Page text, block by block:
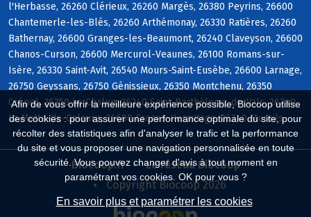
Afin de vous offrir la meilleure expérience possible, Biocoop utilise
des cookies : pour assurer une performance optimale du site, pour
récolter des statistiques afin d'analyser le trafic et la performance
du site et vous proposer une navigation personnalisée en toute
sécurité. Vous pouvez changer d'avis à tout moment en
paramétrant vos cookies. OK pour vous ?
En savoir plus et paramétrer les cookies
l'Herbasse, 26260 Clérieux, 26260 Margès, 26380 Peyrins, 26600
Chantemerle-les-Blés, 26260 Arthémonay, 26330 Ratières, 26260
Bathernay, 26600 Granges-les-Beaumont, 26240 Claveyson, 26600
Chanos-Curson, 26600 Mercurol-Veaunes, 26100 Romans-sur-
Isère, 26330 Saint-Avit, 26540 Mours-Saint-Eusèbe, 26600 Larnage,
26750 Geyssans, 26750 Génissieux, 26350 Montchenu, 26350
Crépol, 26350 Le Chalon, 26240 Saint-Barthélemy-de-Vals, 26240
La Motte-de-Galaure, 26600 Crozes-Hermitage, 26240 Mureils
Biocoop.fr
Le réseau Biocoop
Copyright Biocoop 2026